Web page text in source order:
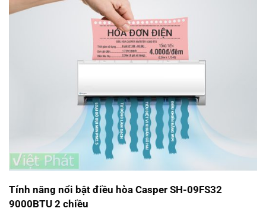
Tính năng nổi bật điều hòa Casper SH-09FS32
9000BTU 2 chiều